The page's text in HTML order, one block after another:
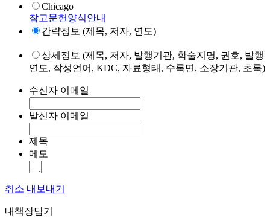
Chicago
참고문헌양식안내
간략정보 (제목, 저자, 연도)
상세정보 (제목, 저자, 발행기관, 학술지명, 권호, 발행
연도, 작성언어, KDC, 자료형태, 수록면, 소장기관, 초록)
수신자 이메일
발신자 이메일
제목
메모
취소 내보내기
내책장담기